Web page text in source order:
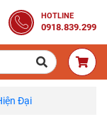
HOTLINE
0918.839.299
Đại